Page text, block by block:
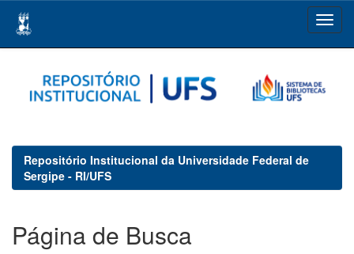
navigation
Repositório Institucional da Universidade Federal de
Sergipe - RI/UFS
Página de Busca